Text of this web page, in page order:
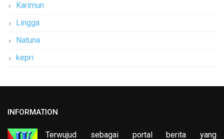
Karimun
Lingga
Natuna
kepri
INFORMATION
Terwujud sebagai portal berita yang